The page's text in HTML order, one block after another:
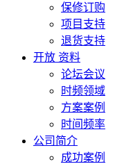
保修订购
项目支持
退货支持
开放 资料
论坛会议
时频领域
方案案例
时间频率
公司简介
成功案例